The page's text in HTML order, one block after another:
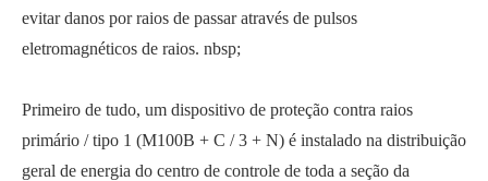
evitar danos por raios de passar através de pulsos
eletromagnéticos de raios. nbsp;
Primeiro de tudo, um dispositivo de proteção contra raios
primário / tipo 1 (M100B + C / 3 + N) é instalado na distribuição
geral de energia do centro de controle de toda a seção da